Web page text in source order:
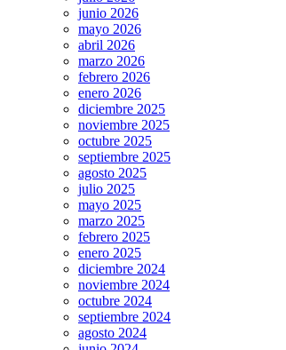
junio 2026
mayo 2026
abril 2026
marzo 2026
febrero 2026
enero 2026
diciembre 2025
noviembre 2025
octubre 2025
septiembre 2025
agosto 2025
julio 2025
mayo 2025
marzo 2025
febrero 2025
enero 2025
diciembre 2024
noviembre 2024
octubre 2024
septiembre 2024
agosto 2024